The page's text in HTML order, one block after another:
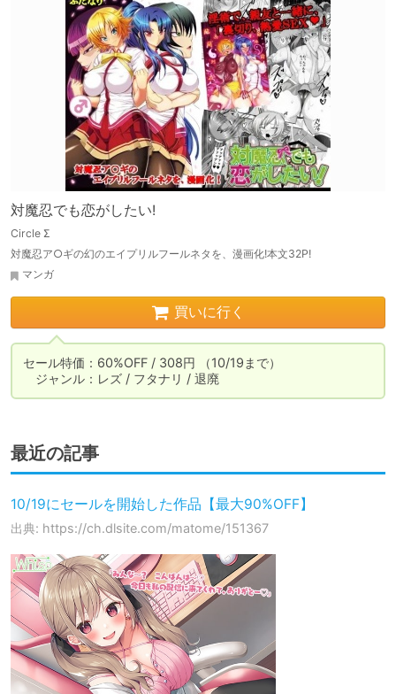
対魔忍でも恋がしたい!
Circle Σ
対魔忍ア○ギの幻のエイプリルフールネタを、漫画化!本文32P!
マンガ
買いに行く
セール特価：60%OFF / 308円 （10/19まで）
ジャンル：レズ / フタナリ / 退廃
最近の記事
10/19にセールを開始した作品【最大90%OFF】
出典: https://ch.dlsite.com/matome/151367